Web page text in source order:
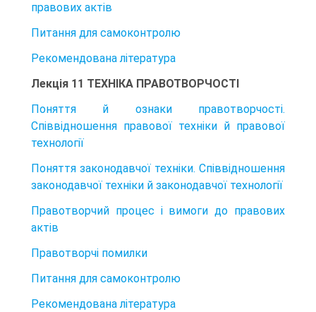
правових актів
Питання для самоконтролю
Рекомендована література
Лекція 11 ТЕХНІКА ПРАВОТВОРЧОСТІ
Поняття й ознаки правотворчості.
Співвідношення правової техніки й правової
технології
Поняття законодавчої техніки. Співвідношення
законодавчої техніки й законодавчої технології
Правотворчий процес і вимоги до правових
актів
Правотворчі помилки
Питання для самоконтролю
Рекомендована література